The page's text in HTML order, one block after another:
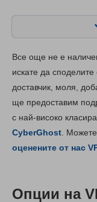
Ключови опции
Инсталиране и
Надеждност и
Все още не е
искате да споделите
доставчик, моля,
ще предоставим
с най-високо
CyberGhost .
оценените от нас
Опции на